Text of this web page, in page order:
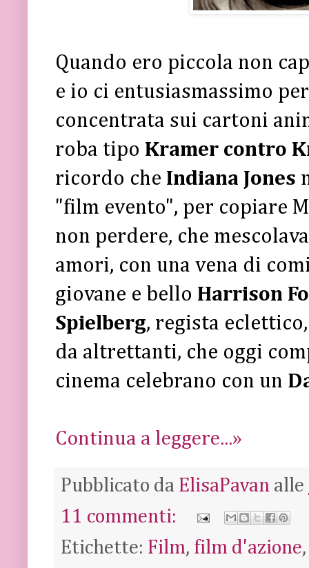
Quando ero piccola non
e io ci entusiasmassimo
concentrata sui cartoni
roba tipo Kramer contro
ricordo che Indiana Jones
"film evento", per copiare
non perdere, che
amori, con una vena di
giovane e bello Harrison
Spielberg, regista
da altrettanti, che oggi
cinema celebrano con un
Continua a leggere...»
Pubblicato da ElisaPavan alle
11 commenti:
Etichette: Film, film d'azione